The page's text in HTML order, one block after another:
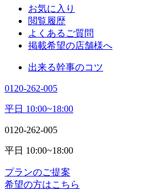
お気に入り
閲覧履歴
よくあるご質問
掲載希望の店舗様へ
出来る幹事のコツ
0120-262-005
平日 10:00~18:00
0120-262-005
平日 10:00~18:00
プランのご提案
希望の方はこちら